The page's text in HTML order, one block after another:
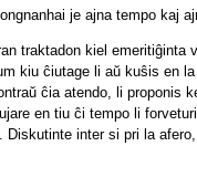
je ajna tempo kaj
traktadon kiel emeritiĝinta
kiu ĉiutage li aŭ kuŝis en
ĉia atendo, li proponis
en tiu ĉi tempo li
inter si pri la